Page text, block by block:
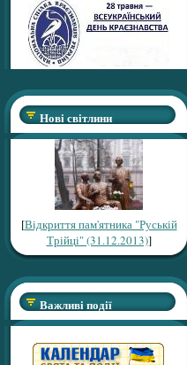
Нові світлини
[Відкриття пам'ятника "Руській
Трійці" (31.12.2013)]
Важливі події